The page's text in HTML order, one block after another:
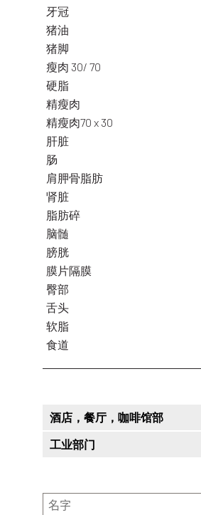
牙冠
猪油
猪脚
瘦肉 30/ 70
硬脂
精瘦肉
精瘦肉70 x 30
肝脏
肠
肩胛骨脂肪
肾脏
脂肪碎
脑髄
膀胱
膜片隔膜
臀部
舌头
软脂
食道
酒店，餐厅，咖啡馆部
工业部门